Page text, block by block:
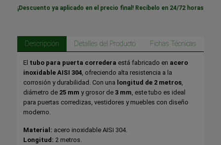
¡Descuento ya aplicado en el precio final! Recíbelo en 24/72 horas
Descripción Detalles del Producto Fichas Técnicas
El tubo para puerta corredera está fabricado en acero
inoxidable AISI 304 , ofreciendo alta resistencia a la
corrosión y durabilidad. Con una longitud de 2 metros
diámetro de 25 mm y grosor de 3 mm , este tubo es ideal
para puertas corredizas, vestidores y muebles con diseño
moderno.
Material: acero inoxidable AISI 304.
Longitud: 2 metros.